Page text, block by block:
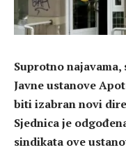
Suprotno
Javne ustanove
biti izabran novi
Sjednica je
sindikata ove